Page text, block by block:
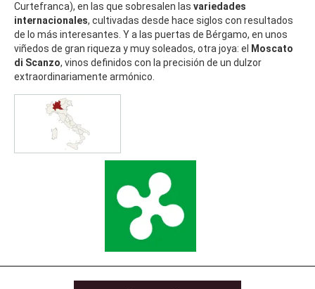
Curtefranca), en las que sobresalen las variedades
internacionales, cultivadas desde hace siglos con resultados
de lo más interesantes. Y a las puertas de Bérgamo, en unos
viñedos de gran riqueza y muy soleados, otra joya: el
Moscato
di Scanzo, vinos definidos con la precisión de un dulzor
extraordinariamente armónico.